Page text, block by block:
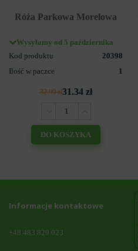
Róża Parkowa Morelowa
Wysyłamy od 5 października
Kod produktu
20398
Ilość w paczce
1
32.99 zł31.34 zł
DO KOSZYKA
Informacje kontaktowe
+48 483 829 023